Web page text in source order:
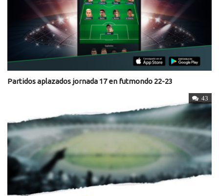
Partidos aplazados jornada 17 en futmondo 22-23
43